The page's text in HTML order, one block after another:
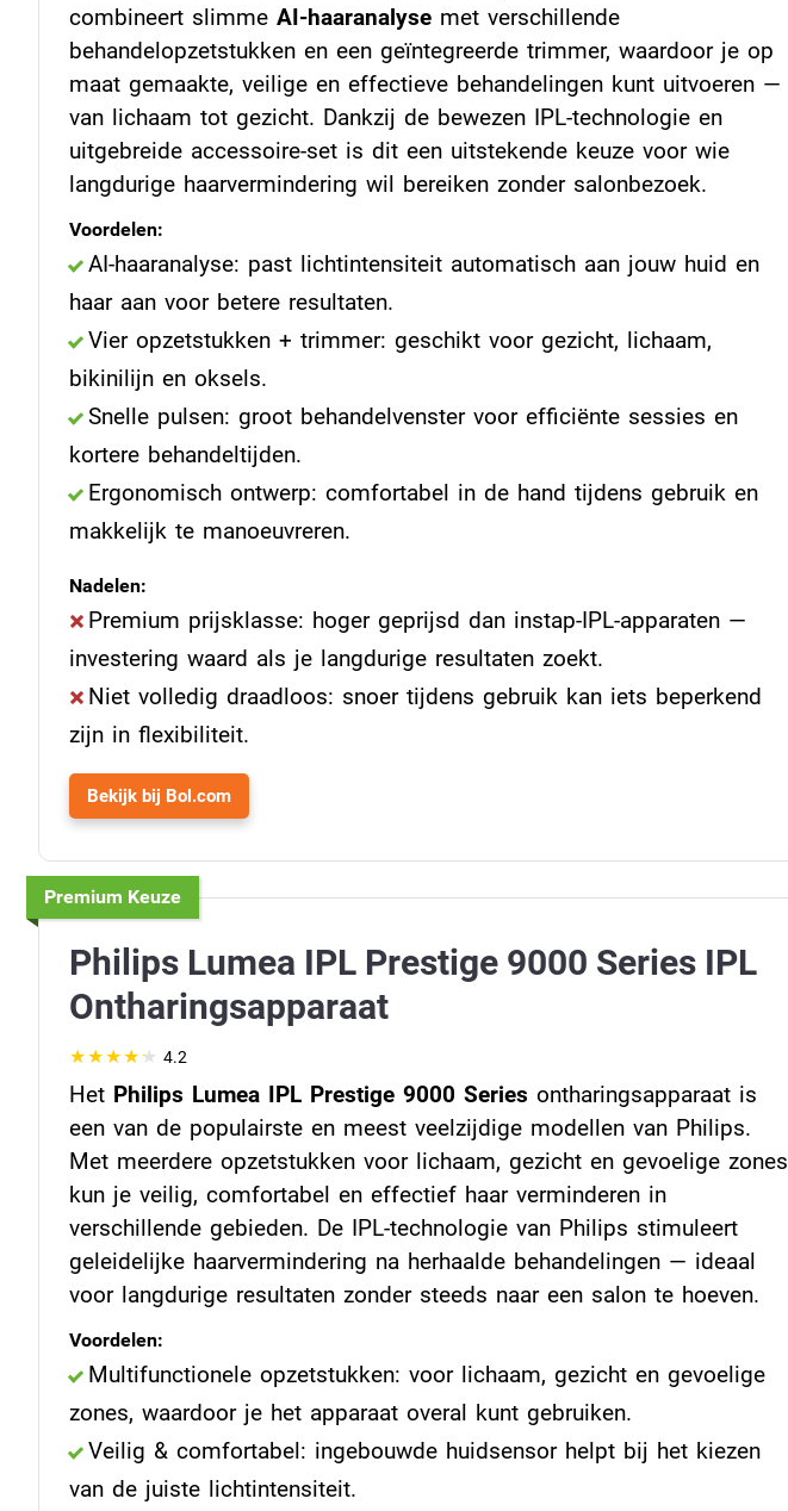
combineert slimme AI-haaranalyse met verschillende
behandelopzetstukken en een geïntegreerde trimmer, waardoor je op
maat gemaakte, veilige en effectieve behandelingen kunt uitvoeren —
van lichaam tot gezicht. Dankzij de bewezen IPL-technologie en
uitgebreide accessoire-set is dit een uitstekende keuze voor wie
langdurige haarvermindering wil bereiken zonder salonbezoek.
Voordelen:
AI-haaranalyse: past lichtintensiteit automatisch aan jouw huid en
haar aan voor betere resultaten.
Vier opzetstukken + trimmer: geschikt voor gezicht, lichaam,
bikinilijn en oksels.
Snelle pulsen: groot behandelvenster voor efficiënte sessies en
kortere behandeltijden.
Ergonomisch ontwerp: comfortabel in de hand tijdens gebruik en
makkelijk te manoeuvreren.
Nadelen:
Premium prijsklasse: hoger geprijsd dan instap-IPL-apparaten —
investering waard als je langdurige resultaten zoekt.
Niet volledig draadloos: snoer tijdens gebruik kan iets beperkend
zijn in flexibiliteit.
Bekijk bij Bol.com
Premium Keuze
Philips Lumea IPL Prestige 9000 Series IPL
Ontharingsapparaat
4.2
Het Philips Lumea IPL Prestige 9000 Series ontharingsapparaat is
een van de populairste en meest veelzijdige modellen van Philips.
Met meerdere opzetstukken voor lichaam, gezicht en gevoelige zones
kun je veilig, comfortabel en effectief haar verminderen in
verschillende gebieden. De IPL-technologie van Philips stimuleert
geleidelijke haarvermindering na herhaalde behandelingen — ideaal
voor langdurige resultaten zonder steeds naar een salon te hoeven.
Voordelen:
Multifunctionele opzetstukken: voor lichaam, gezicht en gevoelige
zones, waardoor je het apparaat overal kunt gebruiken.
Veilig & comfortabel: ingebouwde huidsensor helpt bij het kiezen
van de juiste lichtintensiteit.